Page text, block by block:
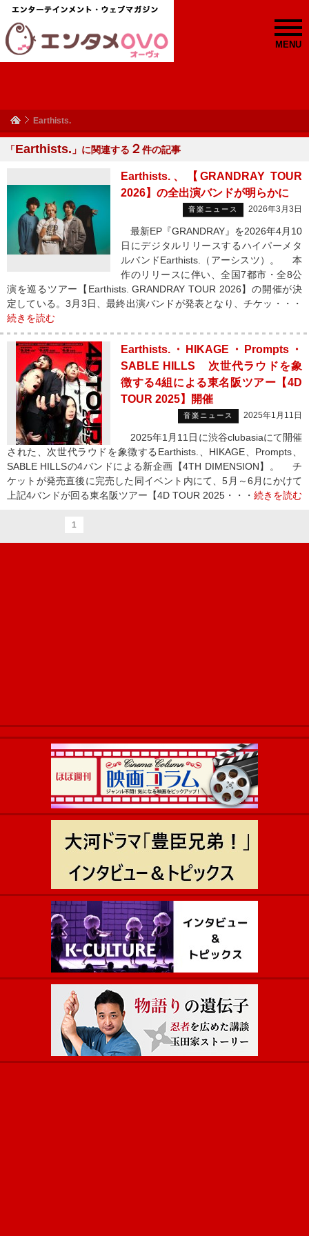
MENU
Earthists.
「Earthists. 」に関連する ２件の記事
Earthists.、【GRANDRAY TOUR
2026】の全出演バンドが明らかに
音楽ニュース 2026年3月3日
最新EP『GRANDRAY』を2026年4月10
日にデジタルリリースするハイパーメタ
ルバンドEarthists.（アーシスツ）。 本
作のリリースに伴い、全国7都市・全8公
演を巡るツアー【Earthists. GRANDRAY TOUR 2026】の開催が決
定している。3月3日、最終出演バンドが発表となり、チケッ・・・
続きを読む
Earthists.・HIKAGE・Prompts・
SABLE HILLS 次世代ラウドを象
徴する4組による東名阪ツアー【4D
TOUR 2025】開催
音楽ニュース 2025年1月11日
2025年1月11日に渋谷clubasiaにて開催
された、次世代ラウドを象徴するEarthists.、HIKAGE、Prompts、
SABLE HILLSの4バンドによる新企画【4TH DIMENSION】。 チ
ケットが発売直後に完売した同イベント内にて、5月～6月にかけて
上記4バンドが回る東名阪ツアー【4D TOUR 2025・・・ 続きを読む
1